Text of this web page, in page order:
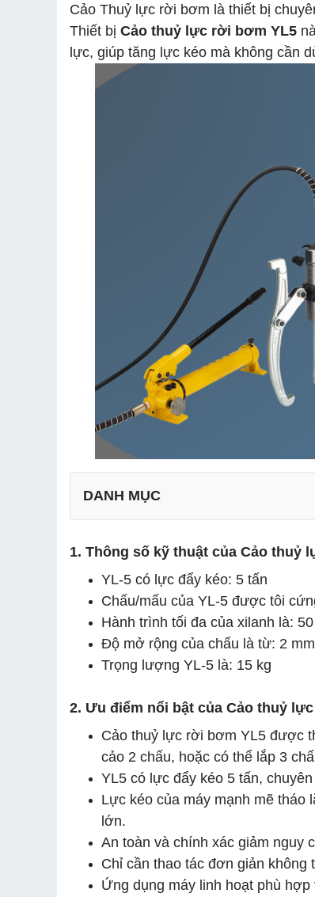
Cảo Thuỷ lực rời bơm là thiết bị
Thiết bị Cảo thuỷ lực rời bơm YL5
lực, giúp tăng lực kéo mà không cần
DANH MỤC
1. Thông số kỹ thuật của Cảo thuỷ
YL-5 có lực đẩy kéo: 5 tấn
Chấu/mấu của YL-5 được tôi
Hành trình tối đa của xilanh là:
Độ mở rộng của chấu là từ: 2
Trọng lượng YL-5 là: 15 kg
2. Ưu điểm nổi bật của Cảo thuỷ
Cảo thuỷ lực rời bơm YL5 được
cảo 2 chấu, hoặc có thể lắp 3
YL5 có lực đẩy kéo 5 tấn,
Lực kéo của máy mạnh mẽ tháo
lớn.
An toàn và chính xác giảm nguy
Chỉ cần thao tác đơn giản không
Ứng dụng máy linh hoạt phù